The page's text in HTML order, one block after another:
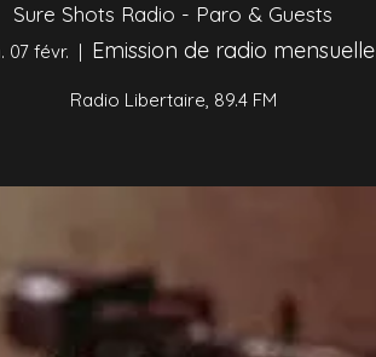
Sure Shots Radio - Paro & Guests
07 févr.
  |
Emission de radio mensuelle
Radio Libertaire, 89.4 FM